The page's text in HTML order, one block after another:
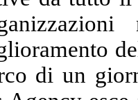
di un